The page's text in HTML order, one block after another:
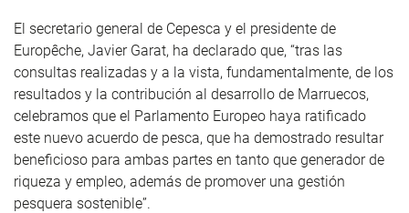
El secretario general de Cepesca y el presidente de
Europêche, Javier Garat, ha declarado que, “tras las
consultas realizadas y a la vista, fundamentalmente, de los
resultados y la contribución al desarrollo de Marruecos,
celebramos que el Parlamento Europeo haya ratificado
este nuevo acuerdo de pesca, que ha demostrado resultar
beneficioso para ambas partes en tanto que generador de
riqueza y empleo, además de promover una gestión
pesquera sostenible”.